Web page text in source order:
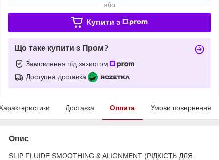
або
Купити з
Що таке купити з Пром?
Замовлення під захистом
Доступна доставка
Доставка Оплата Умови повернення
Опис
SLIP FLUIDE SMOOTHING & ALIGNMENT (РІДКІСТЬ ДЛЯ